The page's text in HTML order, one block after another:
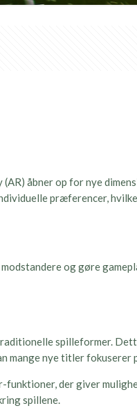
åbner op for nye
præferencer,
og gøre
spilleformer.
mange nye titler fokuserer
funktioner, der giver
spillene.